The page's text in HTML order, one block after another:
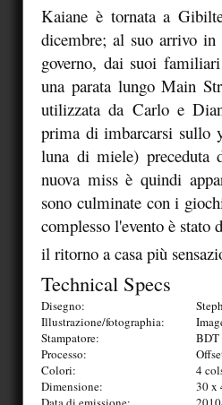
Kaiane è tornata a
dicembre; al suo arrivo in
governo, dai suoi
una parata lungo Main
utilizzata da Carlo e
prima di imbarcarsi sullo
luna di miele) preceduta
nuova miss è quindi
sono culminate con i
complesso l'evento è stato
il ritorno a casa più
Technical Specs
Disegno:
Illustrazione/fotographia:
Stampatore:
BDT
Processo:
Colori:
4
Dimensione:
30 x